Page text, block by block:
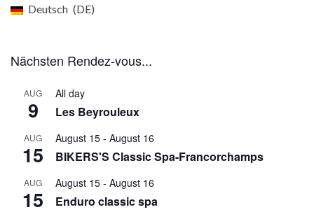
Deutsch
DE
Nächsten Rendez-vous...
AUG
9
All day
Les Beyrouleux
AUG
15
August 15 - August 16
BIKERS'S Classic Spa-Francorchamps
AUG
15
August 15 - August 16
Enduro classic spa